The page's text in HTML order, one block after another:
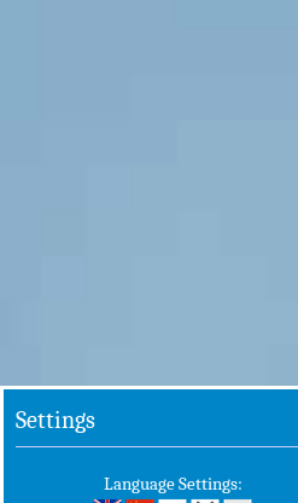
Settings
Language Settings: